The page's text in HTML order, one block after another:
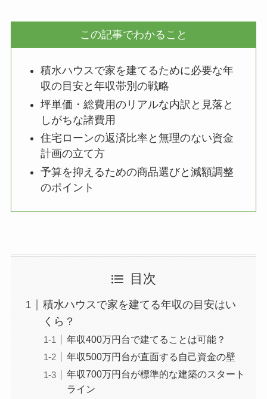
この記事でわかること
積水ハウスで家を建てるために必要な年
収の目安と年収帯別の戦略
坪単価・総費用のリアルな内訳と見落と
しがちな諸費用
住宅ローンの返済比率と無理のない資金
計画の立て方
予算を抑えるための商品選びと減額調整
のポイント
目次
積水ハウスで家を建てる年収の目安はい
くら？
年収400万円台で建てることは可能？
年収500万円台が直面する自己資金の壁
年収700万円台が標準的な建築のスタート
ライン